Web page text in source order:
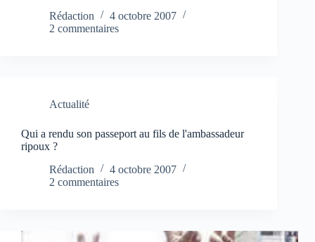
Rédaction
4 octobre 2007
2 commentaires
Actualité
Qui a rendu son passeport au fils de l'ambassadeur
ripoux ?
Rédaction
4 octobre 2007
2 commentaires